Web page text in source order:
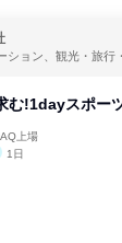
ション、観光・旅行
む!1dayスポー
上場
1日